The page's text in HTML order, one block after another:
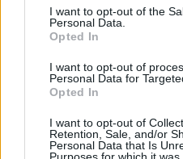
I want to opt-out of the
Personal Data.
Opted In
I want to opt-out of
Personal Data for
Opted In
I want to opt-out of
Retention, Sale, and/or
Personal Data that Is
Purposes for which it was
Χρηματιστήριο: Στις
Δείκτης Τιμών, με άνοδο
Νέο κύμα καύσωνα στην
άνω των 40°C σε Ιταλία,
07/08/2026 - 14:58 ΚΟΣΜΟΣ
Fourlis: Συμφωνία για την